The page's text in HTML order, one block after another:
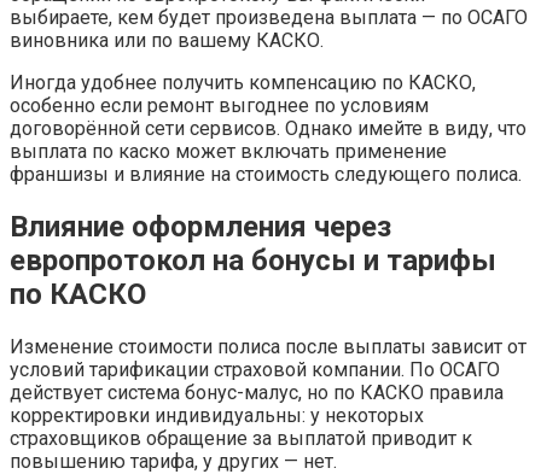
выбираете, кем будет произведена выплата — по ОСАГО
виновника или по вашему КАСКО.
Иногда удобнее получить компенсацию по КАСКО,
особенно если ремонт выгоднее по условиям
договорённой сети сервисов. Однако имейте в виду, что
выплата по каско может включать применение
франшизы и влияние на стоимость следующего полиса.
Влияние оформления через
европротокол на бонусы и тарифы
по КАСКО
Изменение стоимости полиса после выплаты зависит от
условий тарификации страховой компании. По ОСАГО
действует система бонус-малус, но по КАСКО правила
корректировки индивидуальны: у некоторых
страховщиков обращение за выплатой приводит к
повышению тарифа, у других — нет.